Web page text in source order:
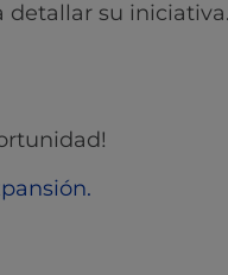
detallar su